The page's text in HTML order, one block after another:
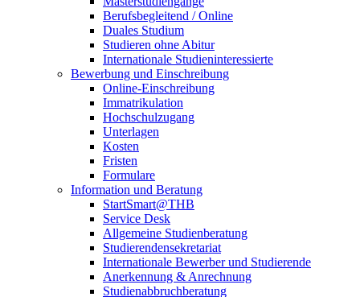
Berufsbegleitend / Online
Duales Studium
Studieren ohne Abitur
Internationale Studieninteressierte
Bewerbung und Einschreibung
Online-Einschreibung
Immatrikulation
Hochschulzugang
Unterlagen
Kosten
Fristen
Formulare
Information und Beratung
StartSmart@THB
Service Desk
Allgemeine Studienberatung
Studierendensekretariat
Internationale Bewerber und Studierende
Anerkennung & Anrechnung
Studienabbruchberatung